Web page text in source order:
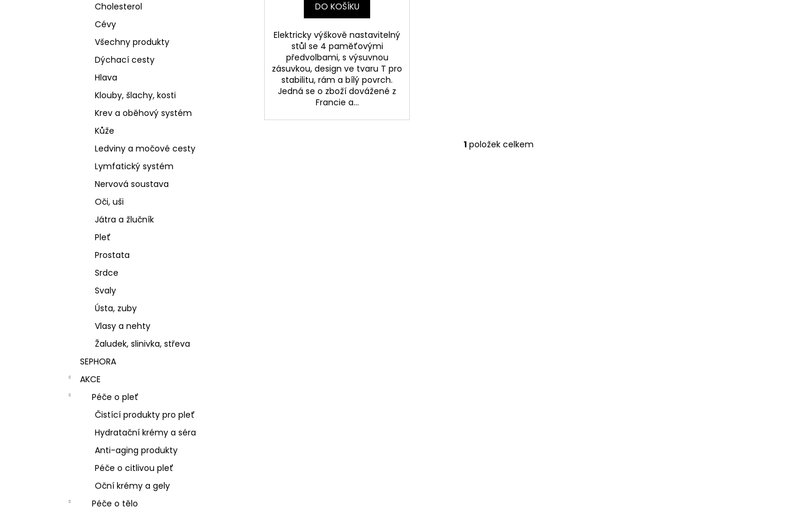
Cholesterol
Cévy
Všechny produkty
Dýchací cesty
Hlava
Klouby, šlachy, kosti
Krev a oběhový systém
Kůže
Ledviny a močové cesty
Lymfatický systém
Nervová soustava
Oči, uši
Játra a žlučník
Pleť
Prostata
Srdce
Svaly
Ústa, zuby
Vlasy a nehty
Žaludek, slinivka, střeva
SEPHORA
AKCE
Péče o pleť
Čistící produkty pro pleť
Hydratační krémy a séra
Anti-aging produkty
Péče o citlivou pleť
Oční krémy a gely
Péče o tělo
DO KOŠÍKU
Elektricky výškově nastavitelný
stůl se 4 paměťovými
předvolbami, s výsuvnou
zásuvkou, design ve tvaru T pro
stabilitu, rám a bílý povrch.
Jedná se o zboží dovážené z
Francie a...
O
1 položek celkem